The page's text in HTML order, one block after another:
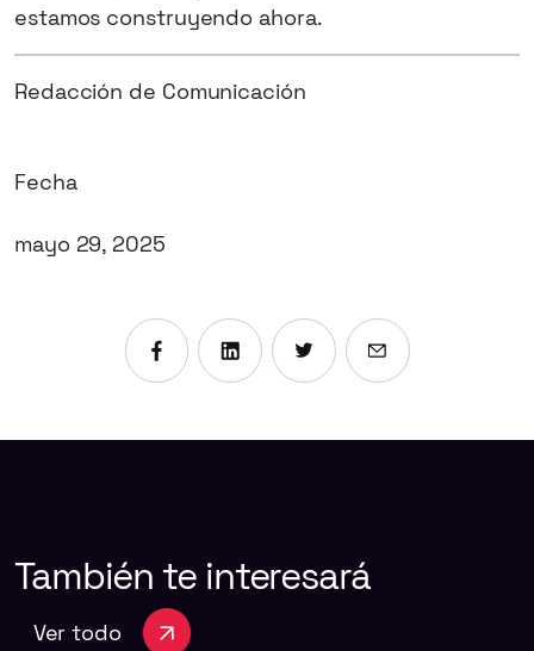
estamos construyendo ahora.
Redacción de Comunicación
Fecha
mayo 29, 2025
Compartir en Facebook
Compartir en Linkedin
Compartir en X
Enviar por
También te interesará
Ver todo